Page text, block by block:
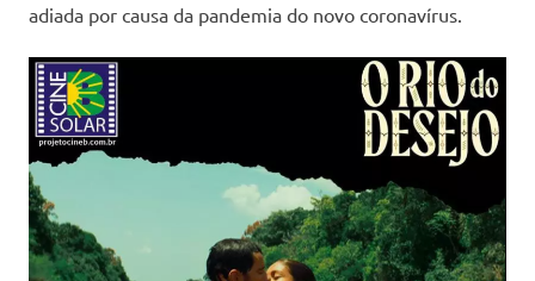
adiada por causa da pandemia do novo coronavírus.